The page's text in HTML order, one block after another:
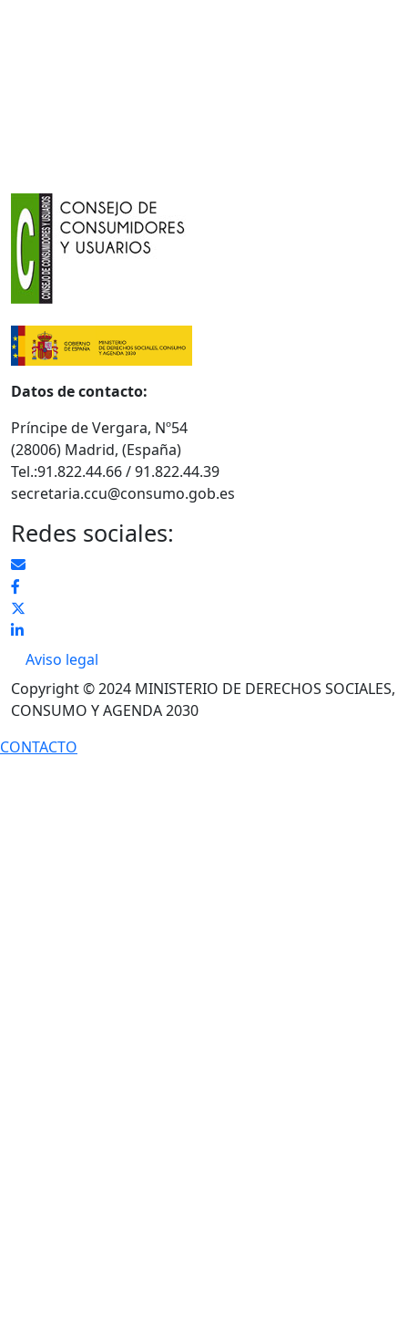
Datos de contacto:
Príncipe de Vergara, Nº54
(28006) Madrid, (España)
Tel.:91.822.44.66 / 91.822.44.39
secretaria.ccu@consumo.gob.es
Redes sociales:
Pie de página
Aviso legal
Copyright © 2024 MINISTERIO DE DERECHOS SOCIALES,
CONSUMO Y AGENDA 2030
CONTACTO